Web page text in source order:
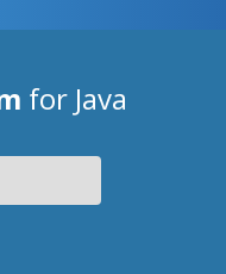
for Java